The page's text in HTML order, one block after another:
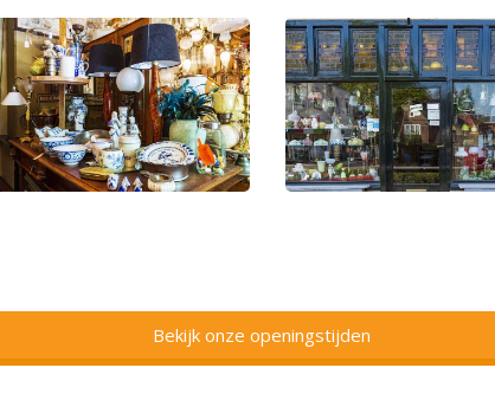
Bekijk onze openingstijden